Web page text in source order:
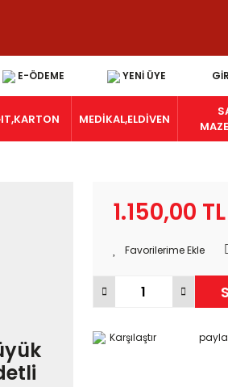
E-ÖDEME YENİ ÜYE
MEDİKAL,ELDİVEN
1.150,00 TL
Karşılaştır